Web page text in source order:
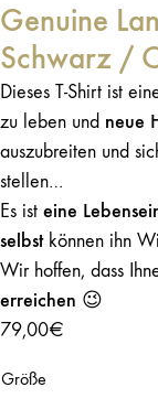
Genuine
Schwarz /
Dieses T-Shirt ist
zu leben und neue
auszubreiten und
stellen…
Es ist eine
selbstkönnen ihn
Wir hoffen, dass
erreichen 😉
79,00€
Größe